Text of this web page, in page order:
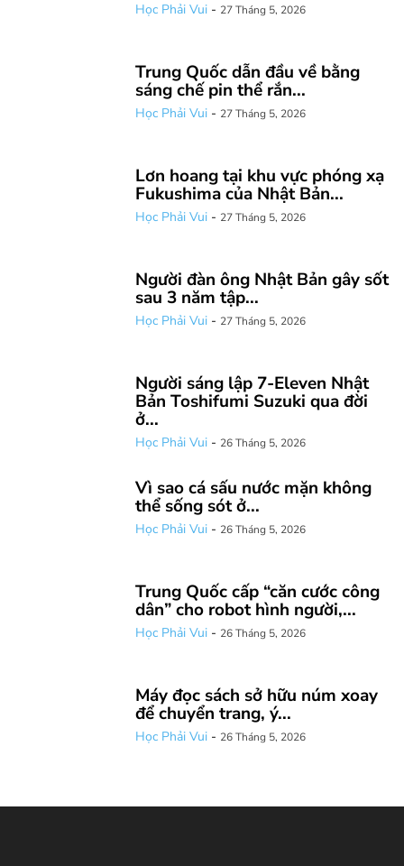
Học Phải Vui - 27 Tháng 5, 2026
Trung Quốc dẫn đầu về bằng
sáng chế pin thể rắn...
Học Phải Vui - 27 Tháng 5, 2026
Lơn hoang tại khu vực phóng xạ
Fukushima của Nhật Bản...
Học Phải Vui - 27 Tháng 5, 2026
Người đàn ông Nhật Bản gây sốt
sau 3 năm tập...
Học Phải Vui - 27 Tháng 5, 2026
Người sáng lập 7-Eleven Nhật
Bản Toshifumi Suzuki qua đời
ở...
Học Phải Vui - 26 Tháng 5, 2026
Vì sao cá sấu nước mặn không
thể sống sót ở...
Học Phải Vui - 26 Tháng 5, 2026
Trung Quốc cấp “căn cước công
dân” cho robot hình người,...
Học Phải Vui - 26 Tháng 5, 2026
Máy đọc sách sở hữu núm xoay
để chuyển trang, ý...
Học Phải Vui - 26 Tháng 5, 2026